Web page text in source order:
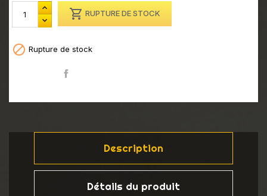
 RUPTURE DE STOCK
 Rupture de stock
Description
Détails du produit